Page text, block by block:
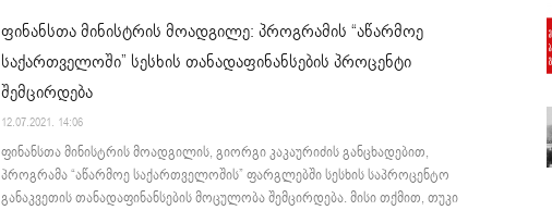
ფინანსთა მინისტრის მოადგილე: პროგრამის “აწარმოე
საქართველოში” სესხის თანადაფინანსების პროცენტი
შემცირდება
12.07.2021. 14:06
ფინანსთა მინისტრის მოადგილის, გიორგი კაკაურიძის განცხადებით,
პროგრამა “აწარმოე საქართველოშის” ფარგლებში სესხის საპროცენტო
განაკვეთის თანადაფინანსების მოცულობა შემცირდება. მისი თქმით, თუკი